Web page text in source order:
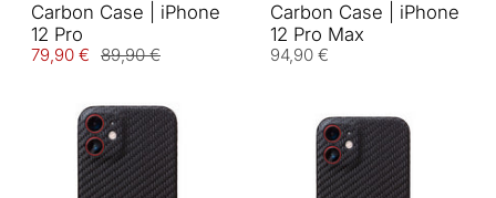
Carbon Case | iPhone
12 Pro
79,90 € 89,90 €
Carbon Case | iPhone
12 Pro Max
94,90 €